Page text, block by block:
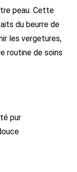
peau. Cette
du beurre de
les vergetures,
routine de soins
pur